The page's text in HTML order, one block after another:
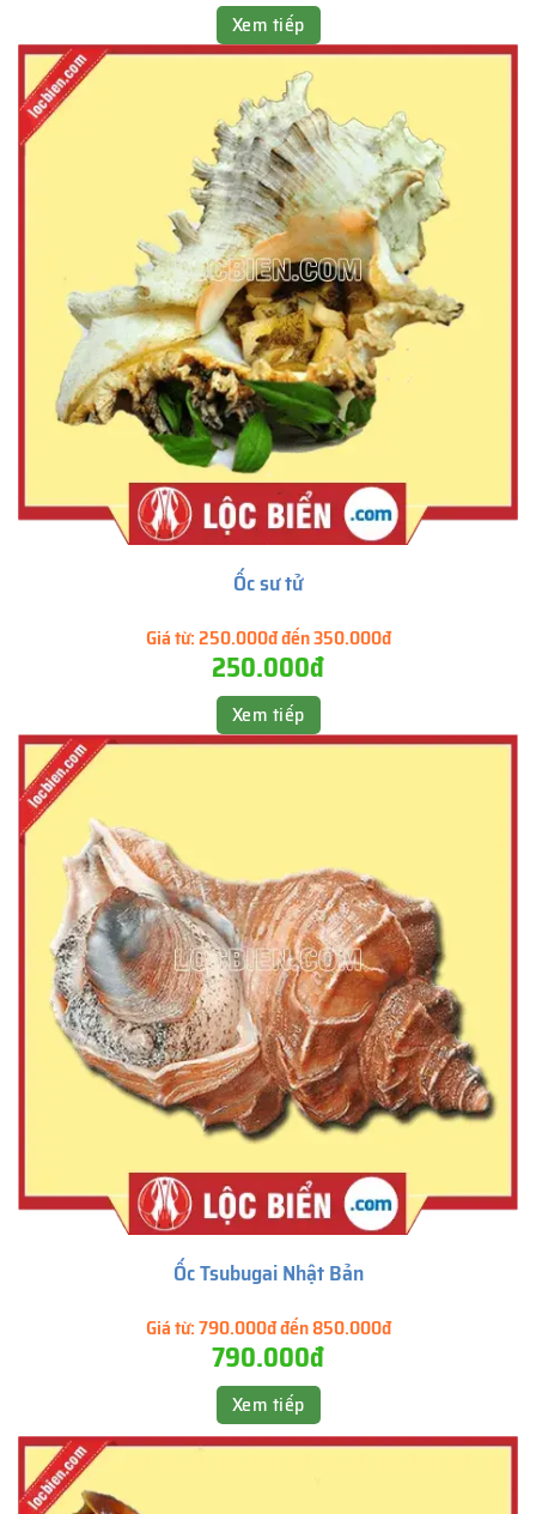
Xem tiếp
Ốc sư tử
Giá từ:250.000đ đến 350.000đ
250.000đ
Xem tiếp
Ốc Tsubugai Nhật Bản
Giá từ:790.000đ đến 850.000đ
790.000đ
Xem tiếp